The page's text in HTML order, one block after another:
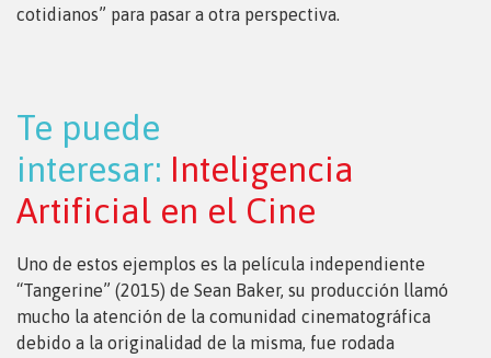
cotidianos” para pasar a otra perspectiva.
Te puede
interesar: Inteligencia
Artificial en el Cine
Uno de estos ejemplos es la película independiente
“Tangerine” (2015) de Sean Baker, su producción llamó
mucho la atención de la comunidad cinematográfica
debido a la originalidad de la misma, fue rodada